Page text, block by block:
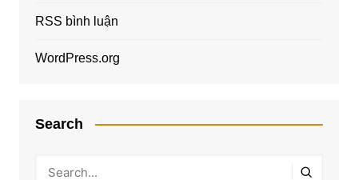
RSS bình luận
WordPress.org
Search